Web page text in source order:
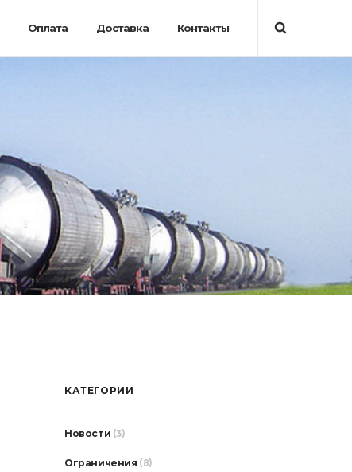
Оплата Доставка Контакты
КАТЕГОРИИ
Новости (3)
Ограничения (8)